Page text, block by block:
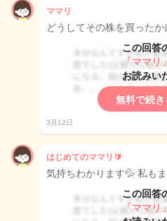
ママリ
どうしてその株を買ったか
この回答
「ママリ
お読みい
無料で続
3月12日
はじめてのママリ🔰
気持ちわかります💦 私も
この回答
「ママリ